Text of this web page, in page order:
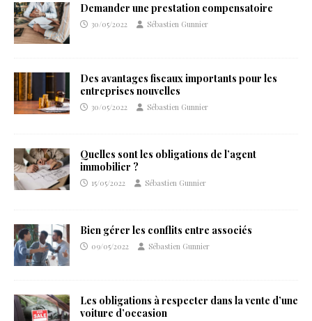
Demander une prestation compensatoire
30/05/2022 Sébastien Gunnier
Des avantages fiscaux importants pour les
entreprises nouvelles
30/05/2022 Sébastien Gunnier
Quelles sont les obligations de l’agent
immobilier ?
15/05/2022 Sébastien Gunnier
Bien gérer les conflits entre associés
09/05/2022 Sébastien Gunnier
Les obligations à respecter dans la vente d’une
voiture d’occasion